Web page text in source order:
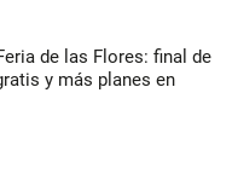
de las Flores: final de
y más planes en